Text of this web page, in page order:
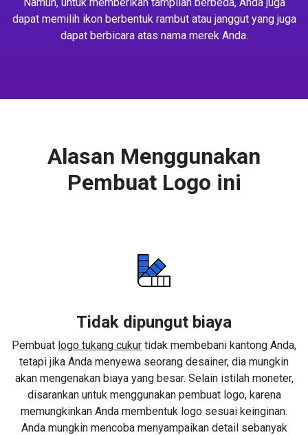
dapat memilih ikon berbentuk rambut atau janggut yang juga
dapat berbicara atas nama merek Anda.
Alasan Menggunakan
Pembuat Logo ini
Tidak dipungut biaya
Pembuat logo tukang cukur tidak membebani kantong Anda,
tetapi jika Anda menyewa seorang desainer, dia mungkin
akan mengenakan biaya yang besar. Selain istilah moneter,
disarankan untuk menggunakan pembuat logo, karena
memungkinkan Anda membentuk logo sesuai keinginan.
Anda mungkin mencoba menyampaikan detail sebanyak